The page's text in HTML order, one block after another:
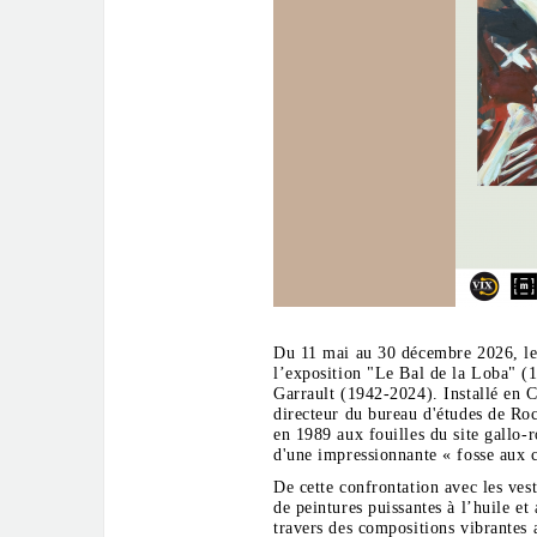
Du 11 mai au 30 décembre 2026,
l’exposition "Le Bal de la Loba"
Garrault (1942-2024). Installé en
directeur du bureau d'études de
en 1989 aux fouilles du site gallo-
d'une impressionnante « fosse aux
De cette confrontation avec les
de peintures puissantes à l’huile
travers des compositions